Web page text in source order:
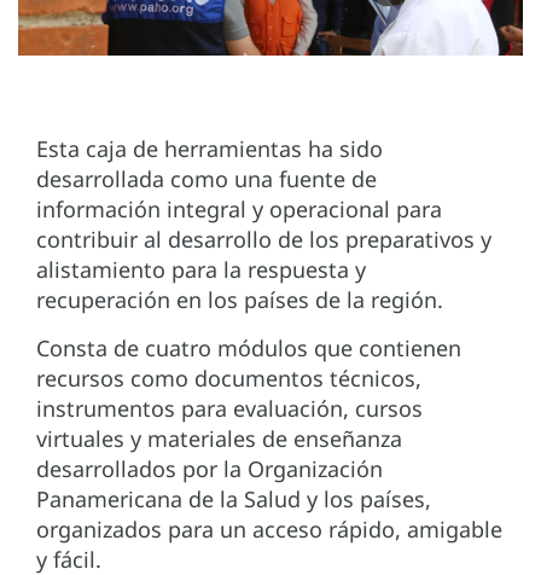
Esta caja de herramientas ha sido
desarrollada como una fuente de
información integral y operacional para
contribuir al desarrollo de los preparativos y
alistamiento para la respuesta y
recuperación en los países de la región.
Consta de cuatro módulos que contienen
recursos como documentos técnicos,
instrumentos para evaluación, cursos
virtuales y materiales de enseñanza
desarrollados por la Organización
Panamericana de la Salud y los países,
organizados para un acceso rápido, amigable
y fácil.